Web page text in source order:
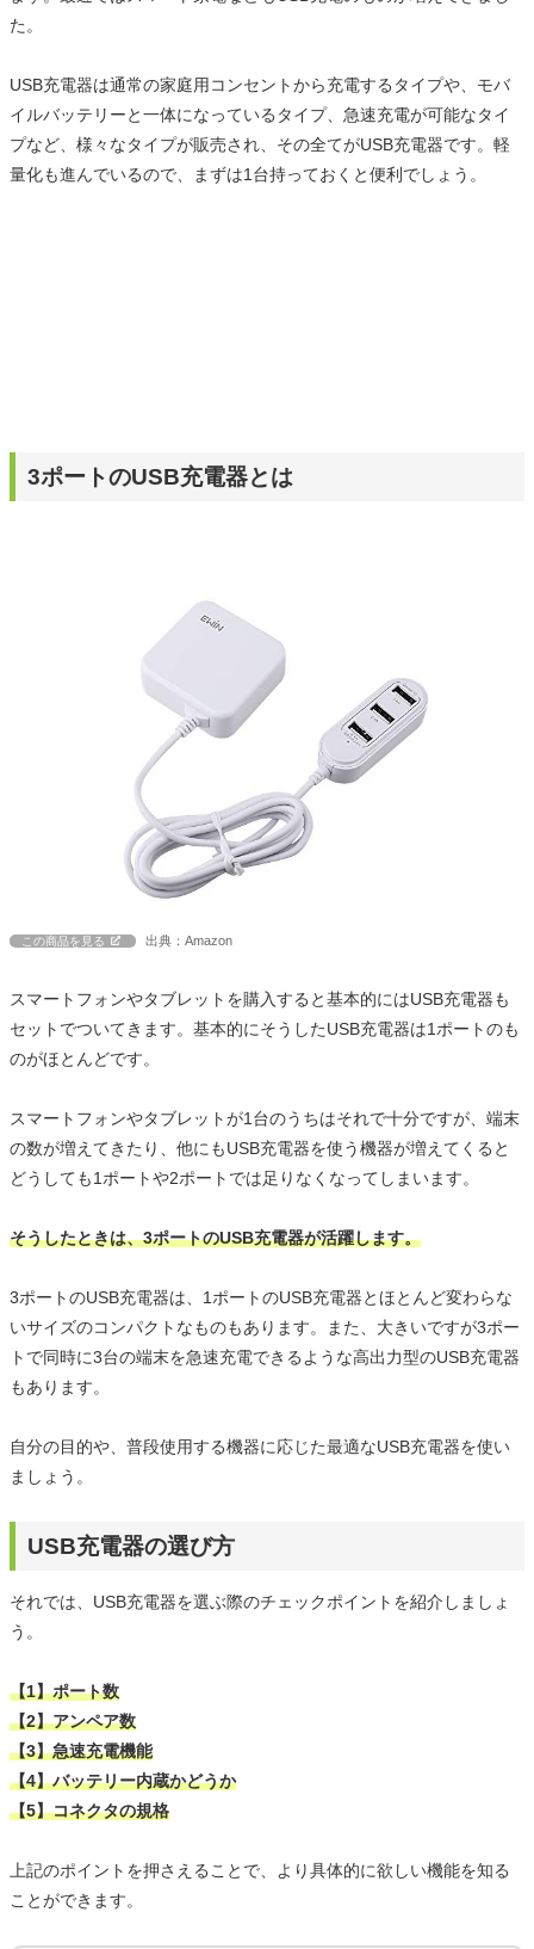
た。
USB充電器は通常の家庭用コンセントから充電するタイプや、モバ
イルバッテリーと一体になっているタイプ、急速充電が可能なタイ
プなど、様々なタイプが販売され、その全てがUSB充電器です。軽
量化も進んでいるので、まずは1台持っておくと便利でしょう。
3ポートのUSB充電器とは
この商品を見る 出典：Amazon
スマートフォンやタブレットを購入すると基本的にはUSB充電器も
セットでついてきます。基本的にそうしたUSB充電器は1ポートのも
のがほとんどです。
スマートフォンやタブレットが1台のうちはそれで十分ですが、端末
の数が増えてきたり、他にもUSB充電器を使う機器が増えてくると
どうしても1ポートや2ポートでは足りなくなってしまいます。
そうしたときは、3ポートのUSB充電器が活躍します。
3ポートのUSB充電器は、1ポートのUSB充電器とほとんど変わらな
いサイズのコンパクトなものもあります。また、大きいですが3ポー
トで同時に3台の端末を急速充電できるような高出力型のUSB充電器
もあります。
自分の目的や、普段使用する機器に応じた最適なUSB充電器を使い
ましょう。
USB充電器の選び方
それでは、USB充電器を選ぶ際のチェックポイントを紹介しましょ
う。
【1】ポート数
【2】アンペア数
【3】急速充電機能
【4】バッテリー内蔵かどうか
【5】コネクタの規格
上記のポイントを押さえることで、より具体的に欲しい機能を知る
ことができます。